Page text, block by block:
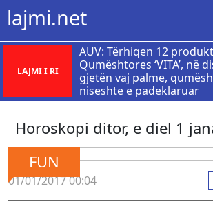
lajmi.net
LAJMI I RI
AUV: Tërhiqen 12
Qumështores ‘VITA’, në
gjetën vaj palme,
niseshte e padeklaruar
Horoskopi ditor, e diel 1
FUN
01/01/2017 00:04